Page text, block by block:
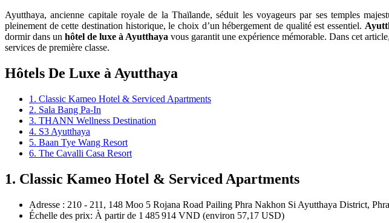
Ayutthaya, ancienne capitale royale de la Thaïlande, séduit les voyageurs par ses temples
pleinement de cette destination historique, le choix d’un hébergement de qualité est essentiel.
dormir dans unhôtel de luxe à Ayutthaya vous garantit une expérience mémorable. Dans cet
services de première classe.
Hôtels De Luxe à Ayutthaya
1. Classic Kameo Hotel & Serviced Apartments
2. Sala Bang Pa-In
3. THANN Wellness Destination
4. S3 Ayutthaya
5. Baan Tye Wang Resort
6. The Cavalli Casa Resort
1. Classic Kameo Hotel & Serviced Apartments
Adresse : 210 - 211, 148 Moo 5 Rojana Road Pailing Phra Nakhon Si Ayutthaya District,
Échelle des prix: À partir de 1 485 914 VND (environ 57,17 USD)